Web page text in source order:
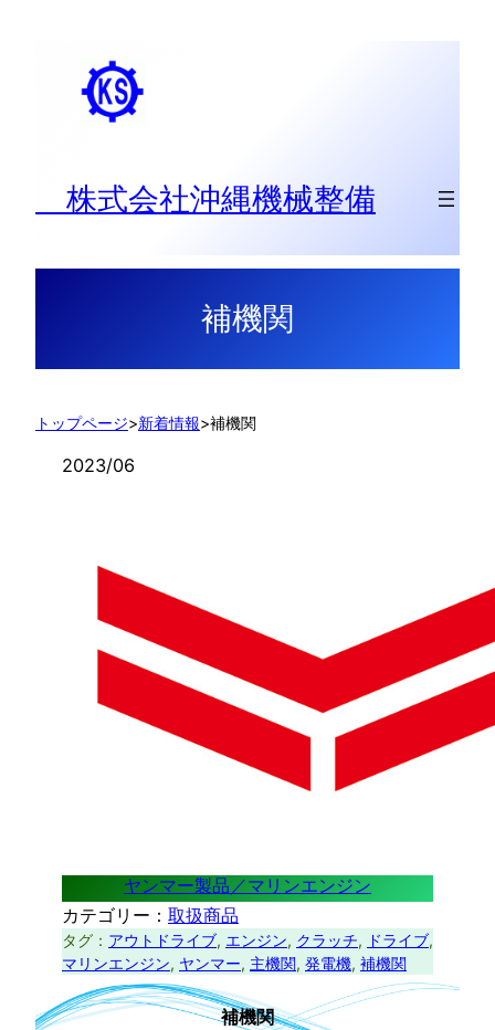
株式会社沖縄機械整備
補機関
トップページ>新着情報>補機関
2023/06
ヤンマー製品／マリンエンジン
カテゴリー： 取扱商品
タグ： アウトドライブ, エンジン, クラッチ, ドライブ
マリンエンジン, ヤンマー, 主機関, 発電機, 補機関
補機関